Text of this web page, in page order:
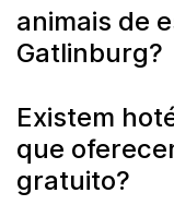
animais de
Gatlinburg?
Existem
que
gratuito?